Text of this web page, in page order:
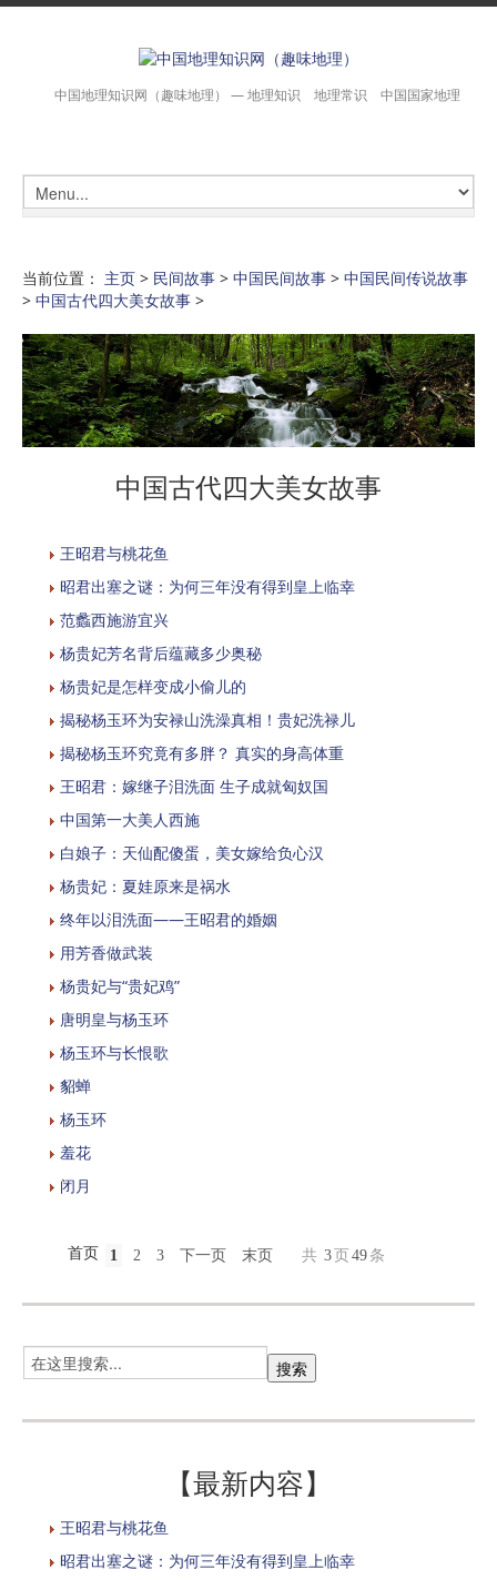
中国地理知识网（趣味地理） — 地理知识 地理常识 中国国家地理
当前位置： 主页 > 民间故事 > 中国民间故事 > 中国民间传说故事
> 中国古代四大美女故事 >
中国古代四大美女故事
王昭君与桃花鱼
昭君出塞之谜：为何三年没有得到皇上临幸
范蠡西施游宜兴
杨贵妃芳名背后蕴藏多少奥秘
杨贵妃是怎样变成小偷儿的
揭秘杨玉环为安禄山洗澡真相！贵妃洗禄儿
揭秘杨玉环究竟有多胖？ 真实的身高体重
王昭君：嫁继子泪洗面 生子成就匈奴国
中国第一大美人西施
白娘子：天仙配傻蛋，美女嫁给负心汉
杨贵妃：夏娃原来是祸水
终年以泪洗面——王昭君的婚姻
用芳香做武装
杨贵妃与“贵妃鸡”
唐明皇与杨玉环
杨玉环与长恨歌
貂蝉
杨玉环
羞花
闭月
首页 1 2 3 下一页 末页 共 3 页 49 条
【最新内容】
王昭君与桃花鱼
昭君出塞之谜：为何三年没有得到皇上临幸